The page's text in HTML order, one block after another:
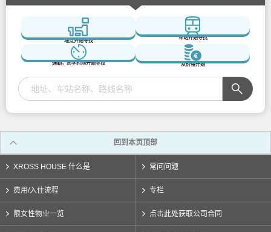
地点开始寻找
车站开始寻找
通勤，同学时间开始寻找 从价格开始
回到本页顶部
XROSS HOUSE 什么是 常问问题
费用/入住流程 专栏
限女性物业一览 点击此处获取公司合同